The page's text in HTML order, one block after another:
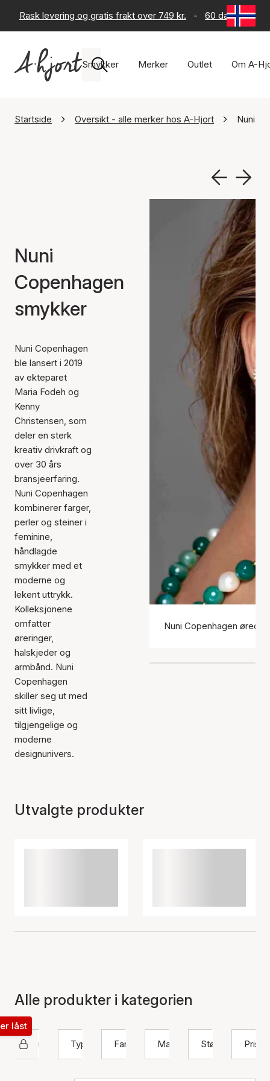
Rask levering og gratis frakt over 749 kr. - 60 dagers
Smykker Merker Outlet Om A-
Startside Oversikt - alle merker hos A-Hjort Nuni
Nuni
Copenhagen
smykker
Nuni Copenhagen
ble lansert i 2019
av ekteparet
Maria Fodeh og
Kenny
Christensen, som
deler en sterk
kreativ drivkraft og
over 30 års
bransjeerfaring.
Nuni Copenhagen
kombinerer farger,
perler og steiner i
feminine,
håndlagde
smykker med et
moderne og
lekent uttrykk.
Kolleksjonene
omfatter
øreringer,
halskjeder og
armbånd. Nuni
Copenhagen
skiller seg ut med
sitt livlige,
tilgjengelige og
moderne
designunivers.
Nuni Copenhagen
Utvalgte produkter
Alle produkter i kategorien
Nuni Copenhagen
låst
Type
Farge Materiale Størrelse Pris